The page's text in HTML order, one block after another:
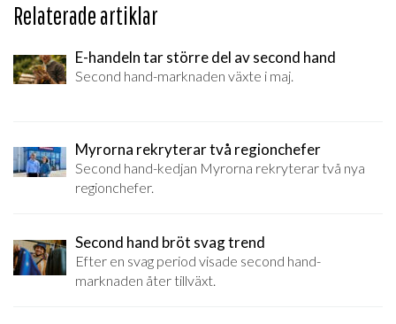
Relaterade artiklar
E-handeln tar större del av second hand
Second hand-marknaden växte i maj.
Myrorna rekryterar två regionchefer
Second hand-kedjan Myrorna rekryterar två nya
regionchefer.
Second hand bröt svag trend
Efter en svag period visade second hand-
marknaden åter tillväxt.